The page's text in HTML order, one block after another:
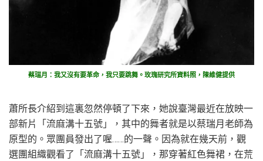
蔡瑞月：我又沒有要革命，我只要跳舞。玫瑰研究所資料照，陳維健提供
蕭所長介紹到這裏忽然停頓了下來，她說臺灣最近在放映一
部新片「流麻溝十五號」，其中的舞者就是以蔡瑞月老師為
原型的。眾團員發出了喔……的一聲。因為就在幾天前，觀
選團組織觀看了「流麻溝十五號」，那穿著紅色舞裙，在荒